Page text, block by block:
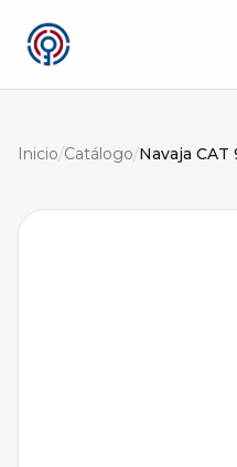
Inicio/Catálogo/Navaja